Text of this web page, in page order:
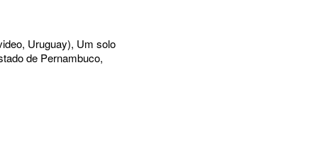
Uruguay), Um solo
de Pernambuco,